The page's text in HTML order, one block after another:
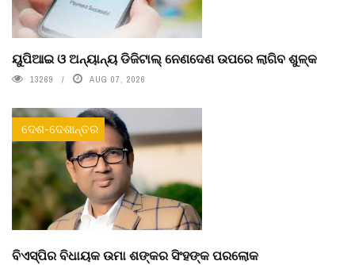
ୟୁପିଆଇ ଓ ଅନ୍ୟାନ୍ୟ ଡିଜିଟାଲ୍ ନେଣଦେଣ ଉପରେ ଲାଗିବ ଶୁଳ୍କ
13269 AUG 07, 2026
ଦେଶ-ଦେଶାନ୍ତର
ବିଏସ୍‌ପିର ବିଧାୟକ ଉମା ଶଙ୍କର ସିଂହଙ୍କ ପରଲୋକ